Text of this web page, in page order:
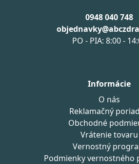
0948 040 748
PO - PIA: 8:00 -
Informácie
O nás
Reklamačný
Obchodné
Vrátenie tovaru
Vernostný
Podmienky vernostného